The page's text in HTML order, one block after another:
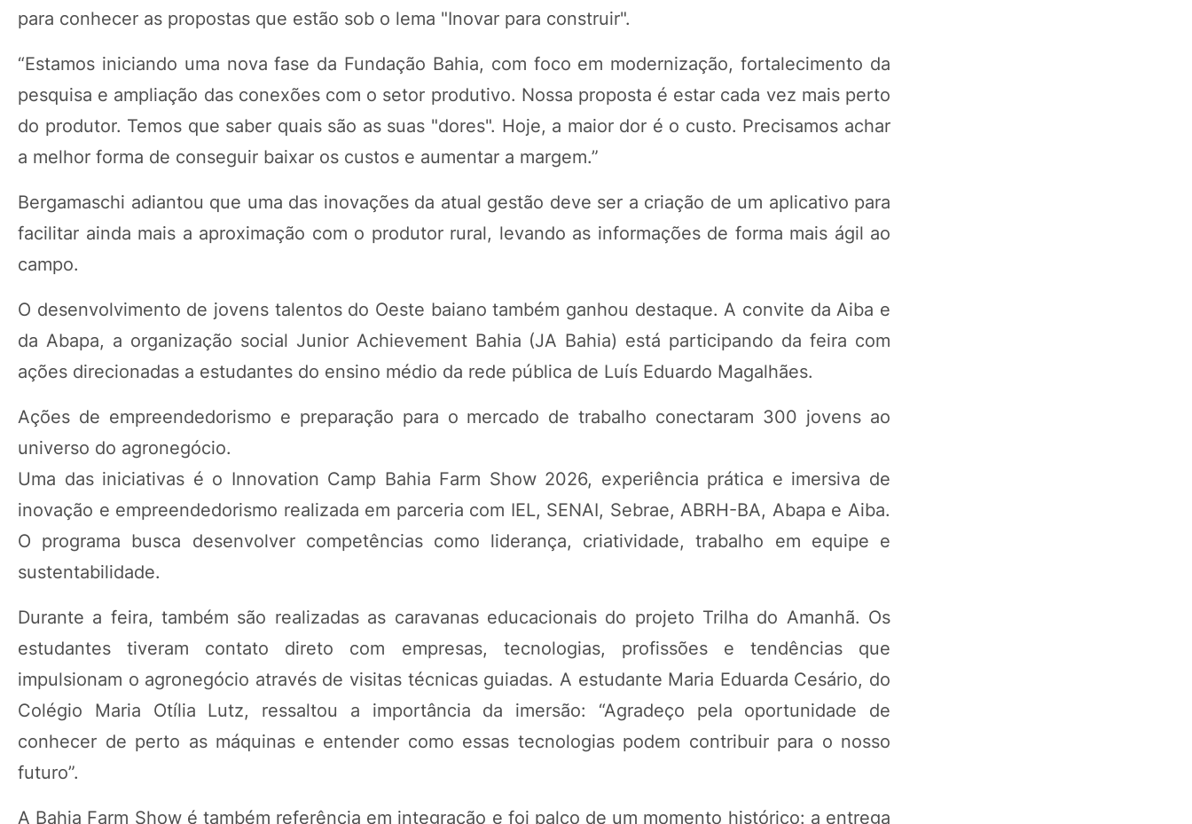
para conhecer as propostas que estão sob o lema "Inovar para construir".
“Estamos iniciando uma nova fase da Fundação Bahia, com foco em modernização, fortalecimento da
pesquisa e ampliação das conexões com o setor produtivo. Nossa proposta é estar cada vez mais perto
do produtor. Temos que saber quais são as suas "dores". Hoje, a maior dor é o custo. Precisamos achar
a melhor forma de conseguir baixar os custos e aumentar a margem.”
Bergamaschi adiantou que uma das inovações da atual gestão deve ser a criação de um aplicativo para
facilitar ainda mais a aproximação com o produtor rural, levando as informações de forma mais ágil ao
campo.
O desenvolvimento de jovens talentos do Oeste baiano também ganhou destaque. A convite da Aiba e
da Abapa, a organização social Junior Achievement Bahia (JA Bahia) está participando da feira com
ações direcionadas a estudantes do ensino médio da rede pública de Luís Eduardo Magalhães.
Ações de empreendedorismo e preparação para o mercado de trabalho conectaram 300 jovens ao
universo do agronegócio.
Uma das iniciativas é o Innovation Camp Bahia Farm Show 2026, experiência prática e imersiva de
inovação e empreendedorismo realizada em parceria com IEL, SENAI, Sebrae, ABRH-BA, Abapa e Aiba.
O programa busca desenvolver competências como liderança, criatividade, trabalho em equipe e
sustentabilidade.
Durante a feira, também são realizadas as caravanas educacionais do projeto Trilha do Amanhã. Os
estudantes tiveram contato direto com empresas, tecnologias, profissões e tendências que
impulsionam o agronegócio através de visitas técnicas guiadas. A estudante Maria Eduarda Cesário, do
Colégio Maria Otília Lutz, ressaltou a importância da imersão: “Agradeço pela oportunidade de
conhecer de perto as máquinas e entender como essas tecnologias podem contribuir para o nosso
futuro”.
A Bahia Farm Show é também referência em integração e foi palco de um momento histórico: a entrega